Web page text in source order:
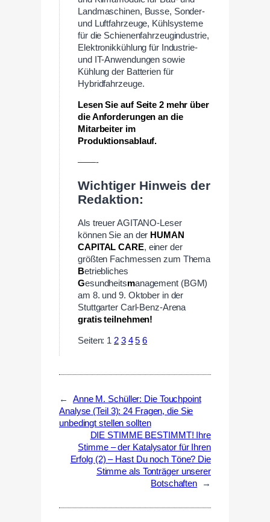
Landmaschinen, Busse, Sonder-
und Luftfahrzeuge, Kühlsysteme
für die Schienenfahrzeugindustrie,
Elektronikkühlung für Industrie-
und IT-Anwendungen sowie
Kühlung der Batterien für
Hybridfahrzeuge.
Lesen Sie auf Seite 2 mehr über
die Anforderungen an die
Mitarbeiter im
Produktionsablauf.
——-
Wichtiger Hinweis der
Redaktion:
Als treuer AGITANO-Leser
können Sie an der HUMAN
CAPITAL CARE, einer der
größten Fachmessen zum Thema
Betriebliches
Gesundheitsmanagement (BGM)
am 8. und 9. Oktober in der
Stuttgarter Carl-Benz-Arena
gratis teilnehmen!
Seiten: 1 2 3 4 5 6
←
Anne M. Schüller: Die Touchpoint
Analyse (Teil 3): 24 Fragen, die Sie
unbedingt stellen sollten
DIE STIMME BESTIMMT! Ihre
Stimme – der Katalysator für Ihren
Erfolg (2) – Hast Du noch Töne? Die
Stimme als Tonträger unserer
Botschaften
→